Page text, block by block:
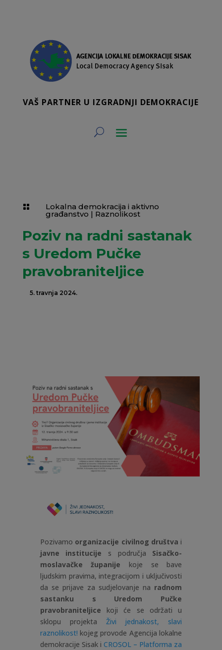
VAŠ PARTNER U IZGRADNJI DEMOKRACIJE
 Lokalna demokracija i aktivno
građanstvo | Raznolikost
Poziv na radni sastanak
s Uredom Pučke
pravobraniteljice
5. travnja 2024.
Pozivamo organizacije civilnog društva i
javne institucije s područja Sisačko-
moslavačke županije koje se bave
ljudskim pravima, integracijom i uključivosti
da se prijave za sudjelovanje na radnom
sastanku s Uredom Pučke
pravobraniteljice koji će se održati u
sklopu projekta Živi jednakost, slavi
raznolikost! kojeg provode Agencija lokalne
demokracije Sisak i CROSOL – Platforma za